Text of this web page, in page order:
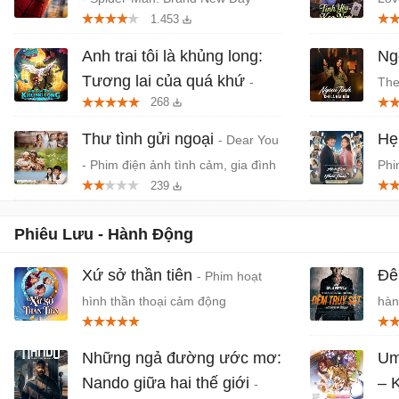
(2026) chiếu rạp
1.453
Anh trai tôi là khủng long:
Tương lai của quá khứ -
Phim anime hành động, thần thoại
Việt chiếu rạp
268
Thư tình gửi ngoại - Dear You
- Phim điện ảnh tình cảm, gia đình
Trung Quốc
239
-
Phiêu Lưu - Hành Động
Xứ sở thần tiên - Phim hoạt
hình thần thoại cảm động
Những ngả đường ước mơ:
Nando giữa hai thế giới -
–